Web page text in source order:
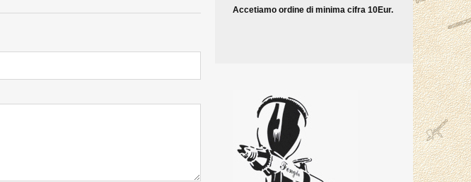
Accetiamo ordine di minima cifra 10Eur.